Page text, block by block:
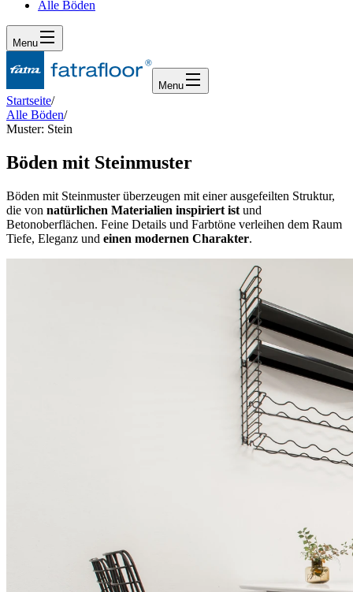
Alle Böden
Menu
Menu
Startseite/
Alle Böden/
Muster: Stein
Böden mit Steinmuster
Böden mit Steinmuster überzeugen mit einer ausgefeilten Struktur,
die von natürlichen Materialien inspiriert ist und
Betonoberflächen. Feine Details und Farbtöne verleihen dem Raum
Tiefe, Eleganz und einen modernen Charakter.